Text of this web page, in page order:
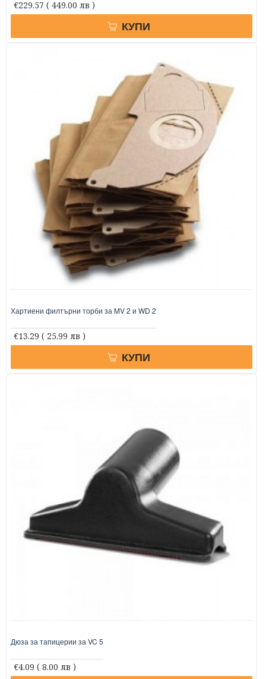
€229.57 ( 449.00 лв )
КУПИ
Хартиени филтърни торби за MV 2 и WD 2
€13.29 ( 25.99 лв )
КУПИ
Дюза за тапицерии за VC 5
€4.09 ( 8.00 лв )